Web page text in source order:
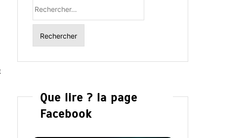
Que lire ? la page
Facebook